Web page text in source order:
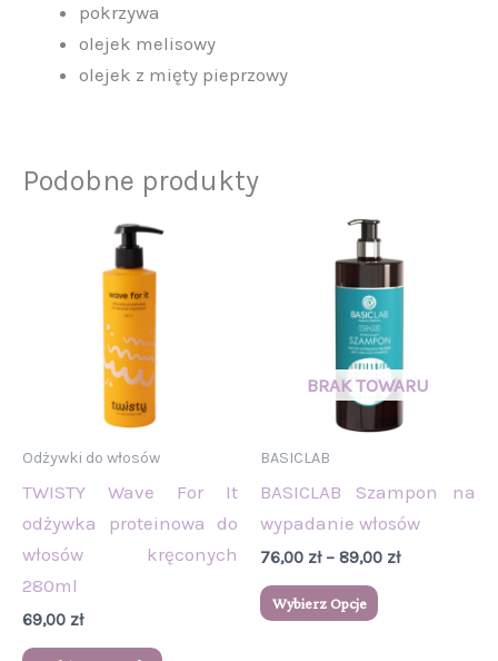
pokrzywa
olejek melisowy
olejek z mięty pieprzowy
Podobne produkty
Odżywki do włosów
TWISTY Wave For It
odżywka proteinowa do
włosów kręconych
280ml
69,00 zł
BASICLAB
BASICLAB Szampon na
wypadanie włosów
76,00 zł – 89,00 zł
od
76,00 zł
Wybierz Opcje
Ten
produkt
ma
wiele
wariantów.
Opcje
można
stronie